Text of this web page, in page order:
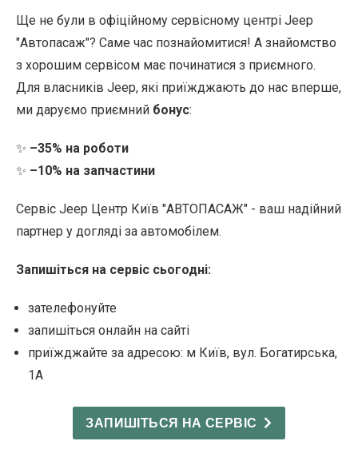
Ще не були в офіційному сервісному центрі Jeep
"Автопасаж"? Саме час познайомитися! А знайомство
з хорошим сервісом має починатися з приємного.
Для власників Jeep, які приїжджають до нас вперше,
ми даруємо приємний бонус:
✨ –35% на роботи
✨ –10% на запчастини
Сервіс Jeep Центр Київ "АВТОПАСАЖ" - ваш надійний
партнер у догляді за автомобілем.
Запишіться на сервіс сьогодні:
зателефонуйте
запишіться онлайн на сайті
приїжджайте за адресою: м Київ, вул. Богатирська,
1А
ЗАПИШІТЬСЯ НА СЕРВІС